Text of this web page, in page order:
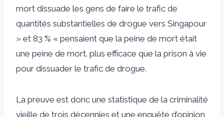
mort dissuade les gens de faire le trafic de
quantités substantielles de drogue vers Singapour
» et 83 % « pensaient que la peine de mort était
une peine de mort. plus efficace que la prison à vie
pour dissuader le trafic de drogue.
La preuve est donc une statistique de la criminalité
vieille de trois décennies et une enquête d’opinion